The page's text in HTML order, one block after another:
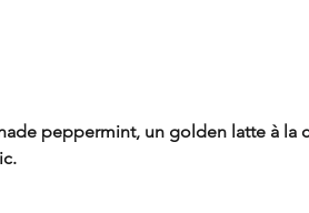
peppermint, un golden latte à la